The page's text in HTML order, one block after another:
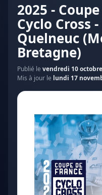
2025 -
Cyclo Cross
Quelneuc
Bretagne)
Publié le vendredi 10
Mis à jour le lundi 17